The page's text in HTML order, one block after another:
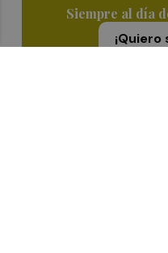
Siempre al día